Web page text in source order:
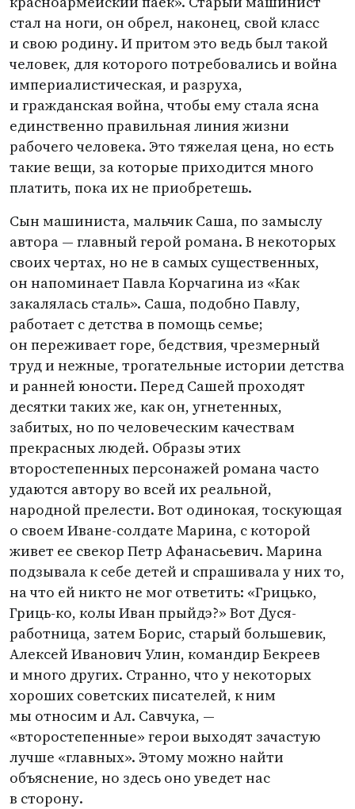
стал на ноги, он обрел, наконец, свой класс
и свою родину. И притом это ведь был такой
человек, для которого потребовались и война
империалистическая, и разруха,
и гражданская война, чтобы ему стала ясна
единственно правильная линия жизни
рабочего человека. Это тяжелая цена, но есть
такие вещи, за которые приходится много
платить, пока их не приобретешь.
Сын машиниста, мальчик Саша, по замыслу
автора — главный герой романа. В некоторых
своих чертах, но не в самых существенных,
он напоминает Павла Корчагина из «Как
закалялась сталь». Саша, подобно Павлу,
работает с детства в помощь семье;
он переживает горе, бедствия, чрезмерный
труд и нежные, трогательные истории детства
и ранней юности. Перед Сашей проходят
десятки таких же, как он, угнетенных,
забитых, но по человеческим качествам
прекрасных людей. Образы этих
второстепенных персонажей романа часто
удаются автору во всей их реальной,
народной прелести. Вот одинокая, тоскующая
о своем Иване-солдате Марина, с которой
живет ее свекор Петр Афанасьевич. Марина
подзывала к себе детей и спрашивала у них то,
на что ей никто не мог ответить: «Грицько,
Гриць-ко, колы Иван прыйдэ?» Вот Дуся-
работница, затем Борис, старый большевик,
Алексей Иванович Улин, командир Бекреев
и много других. Странно, что у некоторых
хороших советских писателей, к ним
мы относим и Ал. Савчука, —
«второстепенные» герои выходят зачастую
лучше «главных». Этому можно найти
объяснение, но здесь оно уведет нас
в сторону.